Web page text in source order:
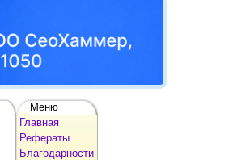
Меню
Главная
Рефераты
Благодарности